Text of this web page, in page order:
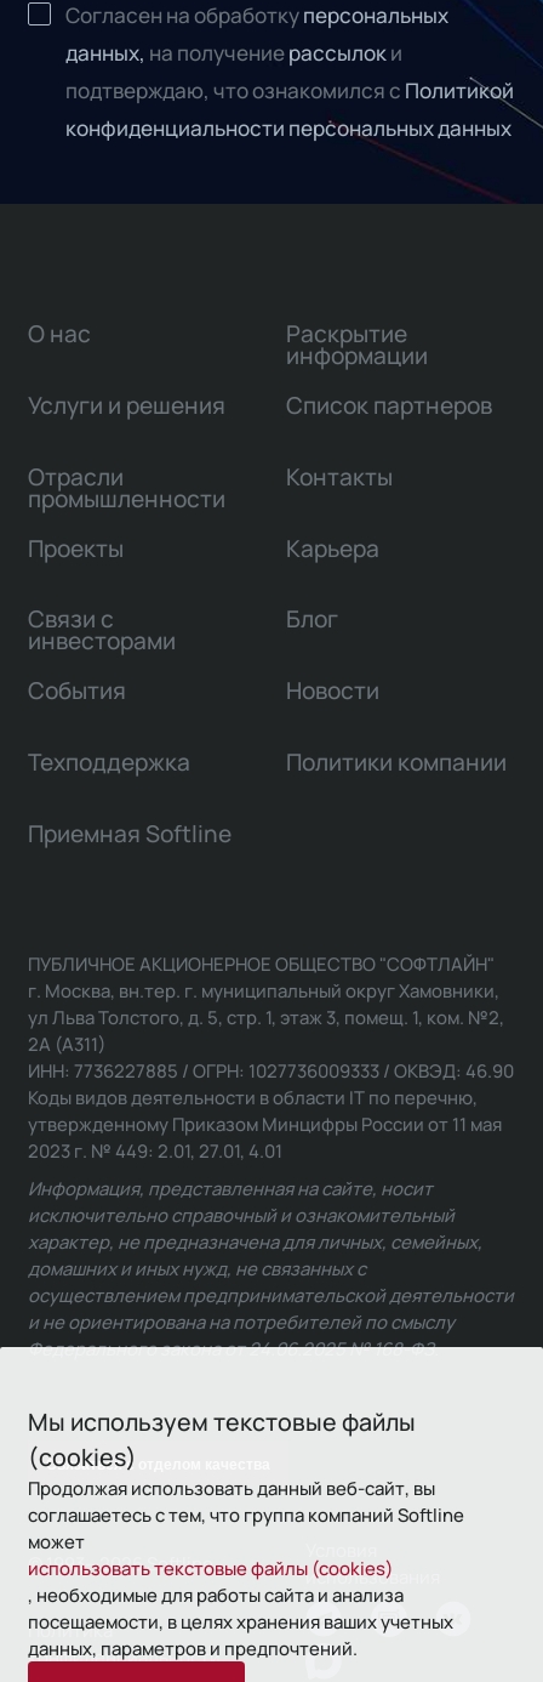
Согласен на обработкуперсональных
данных, на получениерассылоки
подтверждаю, что ознакомился с Политикой
конфиденциальности персональных данных
Мы используем текстовые файлы
(cookies)
Продолжая использовать данный веб-сайт, вы
соглашаетесь с тем, что группа компаний Softline
может
использовать текстовые файлы (cookies)
, необходимые для работы сайта и анализа
посещаемости, в целях хранения ваших учетных
данных, параметров и предпочтений.
О нас
Услуги и решения
Отрасли
промышленности
Проекты
Связи с
инвесторами
Раскрытие
информации
Список партнеров
Контакты
Карьера
Блог
События Новости
Техподдержка Политики компании
Приемная Softline
Связаться с отделом качества
ПУБЛИЧНОЕ АКЦИОНЕРНОЕ ОБЩЕСТВО "СОФТЛАЙН"
г. Москва, вн.тер. г. муниципальный округ Хамовники,
ул Льва Толстого, д. 5, стр. 1, этаж 3, помещ. 1, ком. №2,
2А (А311)
ИНН: 7736227885 / ОГРН: 1027736009333 / ОКВЭД: 46.90
Коды видов деятельности в области IT по перечню,
утвержденному Приказом Минцифры России от 11 мая
2023 г. № 449: 2.01, 27.01, 4.01
Информация, представленная на сайте, носит
исключительно справочный и ознакомительный
характер, не предназначена для личных, семейных,
домашних и иных нужд, не связанных с
осуществлением предпринимательской деятельности
и не ориентирована на потребителей по смыслу
Федерального закона от 24.06.2025 № 168-ФЗ.
© 1993—2026 Softline
использования
Политика
конфиденциальности